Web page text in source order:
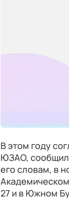
В этом году
ЮЗАО, сообщил
его словам, в
27 и в Южном